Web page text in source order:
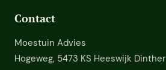
Contact
Moestuin Advies
Hogeweg, 5473 KS Heeswijk Dinther